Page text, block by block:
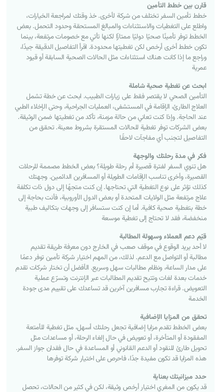
قارنبينخططالتأمين
خطط تأمين السفر تختلف من شركة لأخرى. خذ وقتك لمراجعة الخيارات،
واطلع على التغطيات والاستثناءات والمبالغ المستحقة وحدود التحمل. بعض
الخطط توفر تأمينًا صحيًا دوليًا ممتازًا لكنها تأتي مع خصومات مرتفعة، بينما
تكون خطط أخرى أرخص لكن تغطيتها محدودة. اقرأ التفاصيل الدقيقة جيدًا،
وراجع ما إذا كانت هناك استثناءات مثل الحالات الصحية السابقة أو قيود
عمرية
ابحثعنتغطيةصحيةشاملة
التأمين الصحي لا يقتصر فقط على زيارات الطبيب. ابحث عن خطة تشمل
العلاج الطارئ، الإقامة في المستشفى، العمليات الجراحية، وحتى الإخلاء الطبي
عند الحاجة. وإذا كنت تعاني من حالة مزمنة، تأكد من تغطيتها ضمن الوثيقة.
بعض الشركات توفر تغطية للحالات المستقرة بشروط معينة. تحقق من
التفاصيل لتجنب أي مفاجآت لاحقًا
فكر في مدةرحلتك والوجهة
هل تنوي السفر لفترة قصيرة أم رحلة طويلة؟ بعض الخطط مصممة للرحلات
القصيرة، وأخرى تناسب الإقامات الطويلة أو المسافرين الدائمين. وجهتك
كذلك تؤثر على نوع التغطية التي تحتاجها. إن كنت متجهًا إلى دول ذات تكلفة
علاج مرتفعة مثل الولايات المتحدة أو بعض الدول الأوروبية، فأنت بحاجة إلى
خطة بتغطية صحية كافية. أما إن كنت ستسافر إلى وجهات بتكاليف طبية
منخفضة، فقد لا تحتاج إلى تغطية موسعة
قيّمدعم العملاءوسهولةالمطالبة
لا أحد يريد الوقوع في موقف صعب في الخارج دون معرفة طريقة تقديم
مطالبة أو التواصل مع الدعم. لذلك، من المهم اختيار شركة تأمين توفر دعمًا
على مدار الساعة، ونظام مطالبات سهل وسريع. الأفضل أن تختار شركات تقدم
خدمات بعدة لغات وتتيح تقديم المطالبات عبر الإنترنت وتسرّع عملية
التعويض. قراءة تجارب مسافرين آخرين قد تساعدك على تقييم مدى جودة
الخدمة
تحقق من المزايا الإضافية
بعض الخطط تقدم مزايا إضافية تجعل رحلتك أسهل، مثل تغطية للأمتعة
المفقودة أو المتأخرة، أو تعويض في حال إلغاء الرحلة، أو مساعدات مثل
تحويل طارئ للنقود أو الدعم القانوني أو المساعدة في حال فقدان جواز السفر.
هذه المزايا قد تكون مفيدة جدًا، فاحرص على اختيار شركة توفرها
حدد ميزانيتكبعناية
قد يكون من المغري اختيار أرخص وثيقة، لكن في كثير من الحالات، تحصل